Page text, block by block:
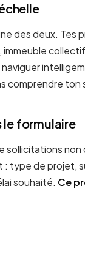
des deux.
comprendre
le formulaire
non
type de projet,
souhaité. Ce